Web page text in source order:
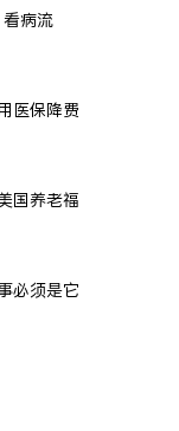
病流
医保降费
国养老福
必须是它